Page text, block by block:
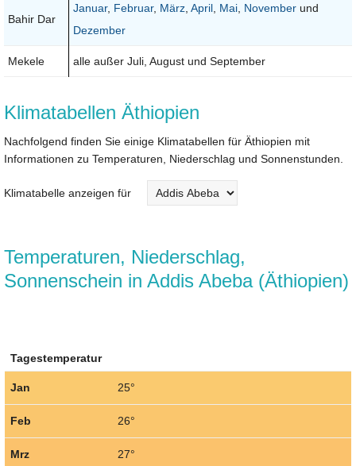
Bahir Dar
Januar, Februar, März April Mai November und
Dezember
Mekele alle außer Juli, August und September
Klimatabellen Äthiopien
Nachfolgend finden Sie einige Klimatabellen für Äthiopien mit
Informationen zu Temperaturen, Niederschlag und Sonnenstunden.
Klimatabelle anzeigen für
Temperaturen, Niederschlag,
Sonnenschein in Addis Abeba (Äthiopien)
Tagestemperatur
Jan 25°
Feb 26°
Mrz 27°